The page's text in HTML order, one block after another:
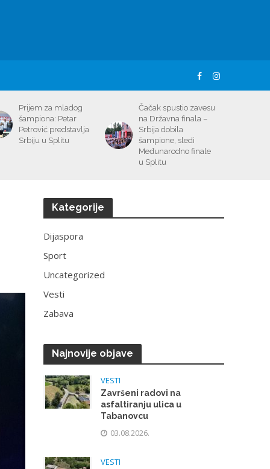
Prijem za mladog
šampiona: Petar
Petrović predstavlja
Srbiju u Splitu
Čačak spustio zavesu
na Državna finala –
Srbija dobila
šampione, sledi
Međunarodno finale
u Splitu
Kategorije
Dijaspora
Sport
Uncategorized
Vesti
Zabava
Najnovije objave
VESTI
Završeni radovi na
asfaltiranju ulica u
Tabanovcu
03.08.2026.
VESTI